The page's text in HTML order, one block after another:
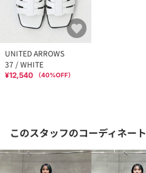
UNITED ARROWS
37 / WHITE
¥12,540 （40%OFF）
このスタッフのコーディネート